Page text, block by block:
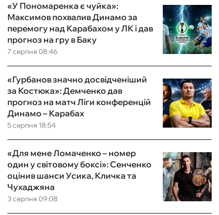
7 серпня 08:46
«У Пономаренка є чуйка»:
Максимов похвалив Динамо за
перемогу над Карабахом у ЛК і дав
прогноз на гру в Баку
5 серпня 18:54
«Гурбанов значно досвідченіший
за Костюка»: Демченко дав
прогноз на матч Ліги конференцій
Динамо – Карабах
3 серпня 09:08
«Для мене Ломаченко – номер
один у світовому боксі»: Сенченко
оцінив шанси Усика, Кличка та
Чухаджяна